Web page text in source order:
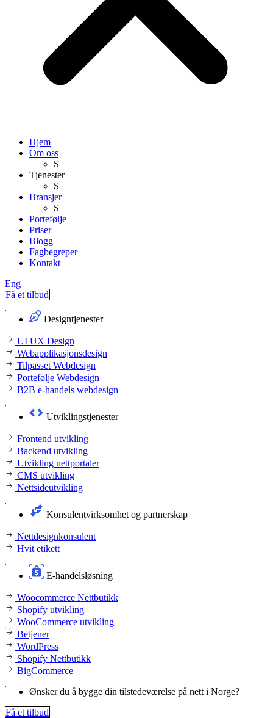
Hjem
Om oss
S
Tjenester
S
Bransjer
S
Portefølje
Priser
Blogg
Fagbegreper
Kontakt
Eng
Få et tilbud
Designtjenester
UI UX Design
Webapplikasjonsdesign
Tilpasset Webdesign
Portefølje Webdesign
B2B e-handels webdesign
Utviklingstjenester
Frontend utvikling
Backend utvikling
Utvikling nettportaler
CMS utvikling
Nettsideutvikling
Konsulentvirksomhet og partnerskap
Nettdesignkonsulent
Hvit etikett
E-handelsløsning
Woocommerce Nettbutikk
Shopify utvikling
WooCommerce utvikling
Betjener
WordPress
Shopify Nettbutikk
BigCommerce
Ønsker du å bygge din tilstedeværelse på nett i Norge?
Få et tilbud